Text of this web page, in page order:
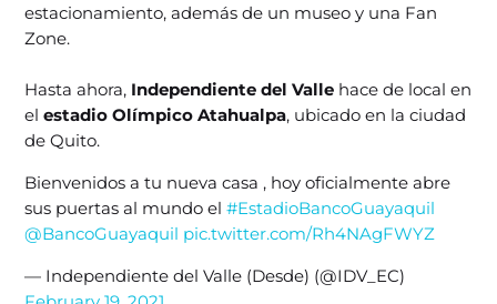
estacionamiento, además de un museo y una Fan
Zone.
Hasta ahora, Independiente del Valle hace de local en
elestadio Olímpico Atahualpa, ubicado en la ciudad
de Quito.
Bienvenidos a tu nueva casa , hoy oficialmente abre
sus puertas al mundo el#EstadioBancoGuayaquil
@BancoGuayaquil pic.twitter.com/Rh4NAgFWYZ
— Independiente del Valle (Desde) (@IDV_EC)